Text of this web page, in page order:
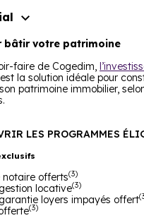
bâtir votre patrimoine
faire de Cogedim,
est la solution idéale pour
patrimoine immobilier,
LES PROGRAMMES
notaire offerts(3)
locative(3)
loyers impayés offert
(3)